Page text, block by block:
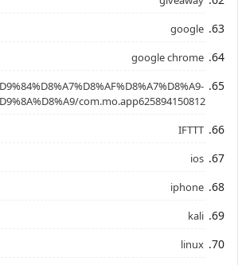
google
google chrome
com.mo.app625894150812
IFTTT
ios
iphone
kali
linux